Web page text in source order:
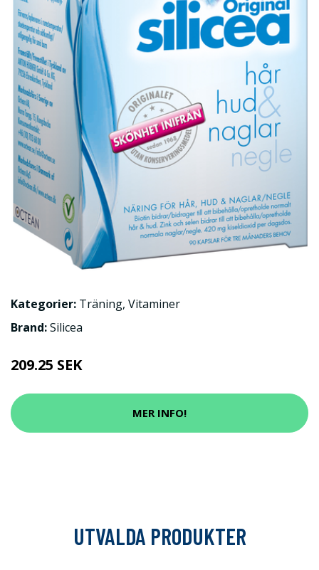
Kategorier: Träning, Vitaminer
Brand:Silicea
209.25 SEK
MER INFO!
UTVALDA PRODUKTER